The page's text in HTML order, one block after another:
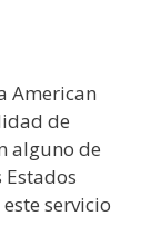
American
de
alguno de
servicio